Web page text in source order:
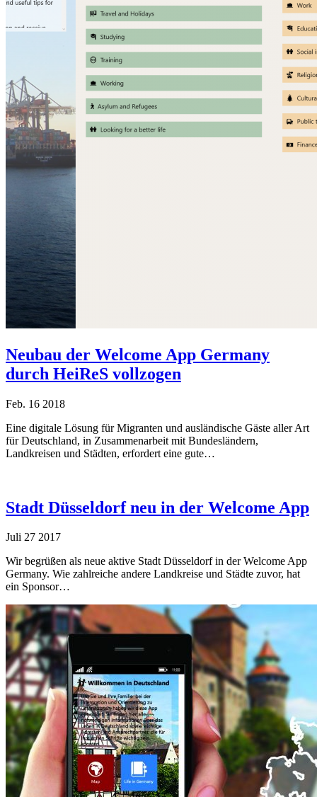
Neubau der Welcome App Germany
durch HeiReS vollzogen
Feb. 16 2018
Eine digitale Lösung für Migranten und ausländische Gäste aller Art
für Deutschland, in Zusammenarbeit mit Bundesländern,
Landkreisen und Städten, erfordert eine gute…
Stadt Düsseldorf neu in der Welcome App
Juli 27 2017
Wir begrüßen als neue aktive Stadt Düsseldorf in der Welcome App
Germany. Wie zahlreiche andere Landkreise und Städte zuvor, hat
ein Sponsor…